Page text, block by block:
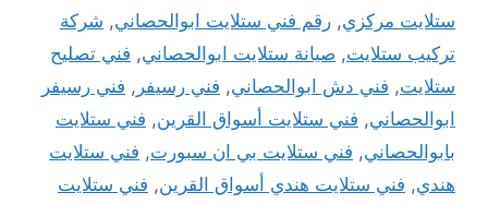
ستلايت مركزي, رقم فني ستلايت ابوالحصاني, شركة
تركيب ستلايت, صيانة ستلايت ابوالحصاني, فني تصليح
ستلايت, فني دش ابوالحصاني, فني رسيفر , فني رسيفر
ابوالحصاني, فني ستلايت أسواق القرين, فني ستلايت
بابوالحصاني, فني ستلايت بي ان سبورت, فني ستلايت
هندي, فني ستلايت هندي أسواق القرين, فني ستلايت